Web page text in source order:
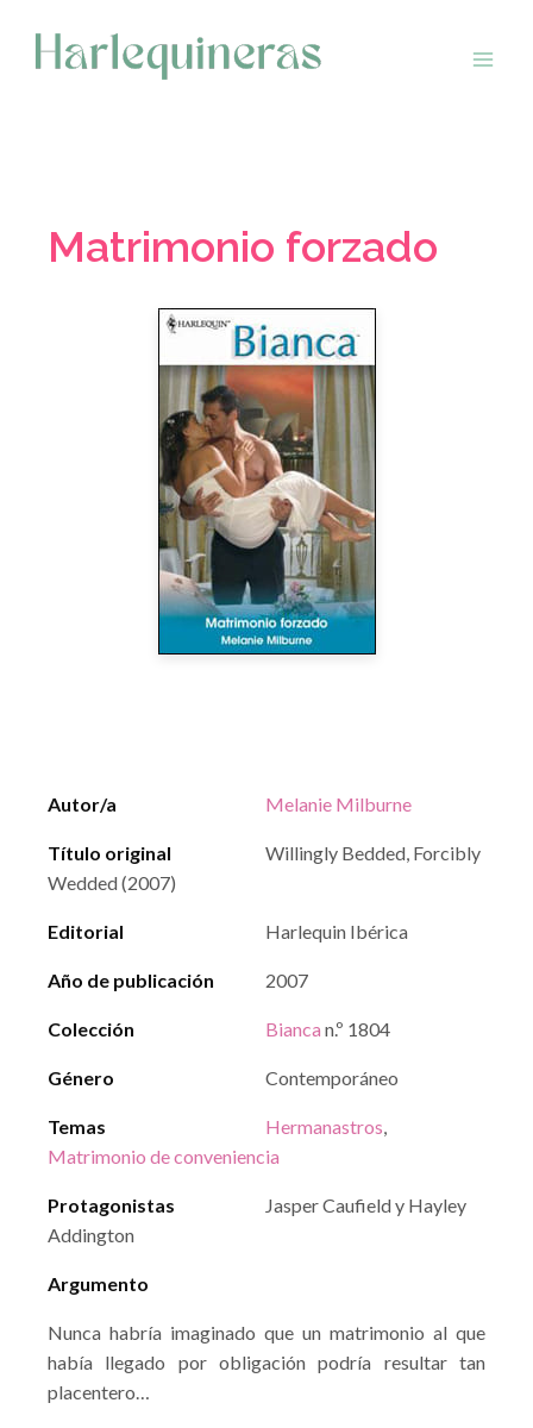
contenido
Matrimonio forzado
Autor/a Melanie Milburne
Título original
Willingly Bedded, Forcibly
Wedded (2007)
Editorial Harlequin Ibérica
Año de publicación 2007
Colección Bianca n.º 1804
Género Contemporáneo
Temas Hermanastros,
Matrimonio de conveniencia
Protagonistas
Jasper Caufield y Hayley
Addington
Argumento
Nunca habría imaginado que un matrimonio al que
había llegado por obligación podría resultar tan
placentero…